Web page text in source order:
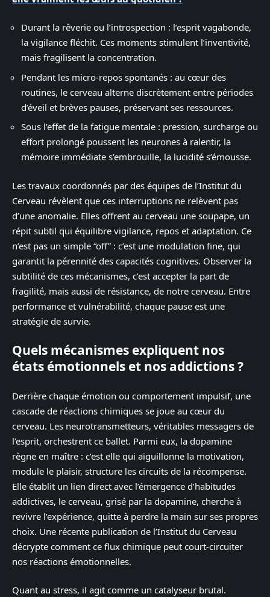
Durant la rêverie ou l’introspection : l’esprit vagabonde,
la vigilance fléchit. Ces moments stimulent l’inventivité,
mais fragilisent la concentration.
Pendant les micro-repos spontanés : au cœur des
routines, le cerveau alterne discrètement entre périodes
d’éveil et brèves pauses, préservant ses ressources.
Sous l’effet de la fatigue mentale : pression, surcharge ou
effort prolongé poussent les neurones à ralentir, la
mémoire immédiate s’embrouille, la lucidité s’émousse.
Les travaux coordonnés par des équipes de l’Institut du
Cerveau révèlent que ces interruptions ne relèvent pas
d’une anomalie. Elles offrent au cerveau une soupape, un
répit subtil qui équilibre vigilance, repos et adaptation. Ce
n’est pas un simple “off” : c’est une modulation fine, qui
garantit la pérennité des capacités cognitives. Observer la
subtilité de ces mécanismes, c’est accepter la part de
fragilité, mais aussi de résistance, de notre cerveau. Entre
performance et vulnérabilité, chaque pause est une
stratégie de survie.
Quels mécanismes expliquent nos
états émotionnels et nos addictions ?
Derrière chaque émotion ou comportement impulsif, une
cascade de réactions chimiques se joue au cœur du
cerveau. Les neurotransmetteurs, véritables messagers de
l’esprit, orchestrent ce ballet. Parmi eux, la dopamine
règne en maître : c’est elle qui aiguillonne la motivation,
module le plaisir, structure les circuits de la récompense.
Elle établit un lien direct avec l’émergence d’habitudes
addictives, le cerveau, grisé par la dopamine, cherche à
revivre l’expérience, quitte à perdre la main sur ses propres
choix. Une récente publication de l’Institut du Cerveau
décrypte comment ce flux chimique peut court-circuiter
nos réactions émotionnelles.
Quant au stress, il agit comme un catalyseur brutal.